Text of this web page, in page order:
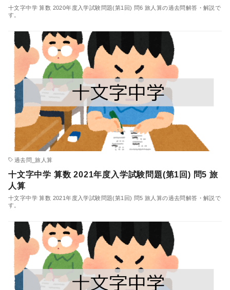
十文字中学 算数 2020年度入学試験問題(第1回) 問6 旅人算の過去問解答・解説で
す。
過去問_旅人算
十文字中学 算数 2021年度入学試験問題(第1回) 問5 旅
人算
十文字中学 算数 2021年度入学試験問題(第1回) 問5 旅人算の過去問解答・解説で
す。